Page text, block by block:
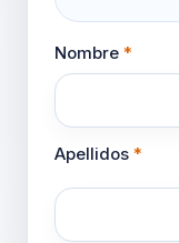
Nombre *
Apellidos *